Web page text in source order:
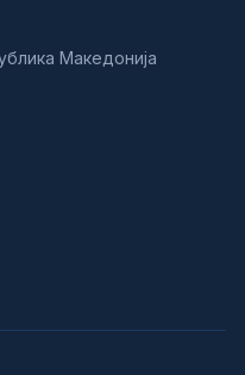
Македонија